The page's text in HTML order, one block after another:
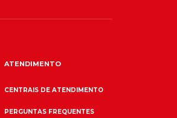
ATENDIMENTO
CENTRAIS DE ATENDIMENTO
PERGUNTAS FREQUENTES